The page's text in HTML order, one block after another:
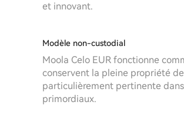
et innovant.
Modèle non-custodial
Moola Celo EUR fonctionne
conservent la pleine propriété
particulièrement pertinente
primordiaux.